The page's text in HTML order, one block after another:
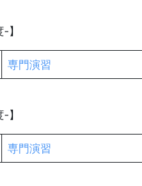
専門演習
専門演習